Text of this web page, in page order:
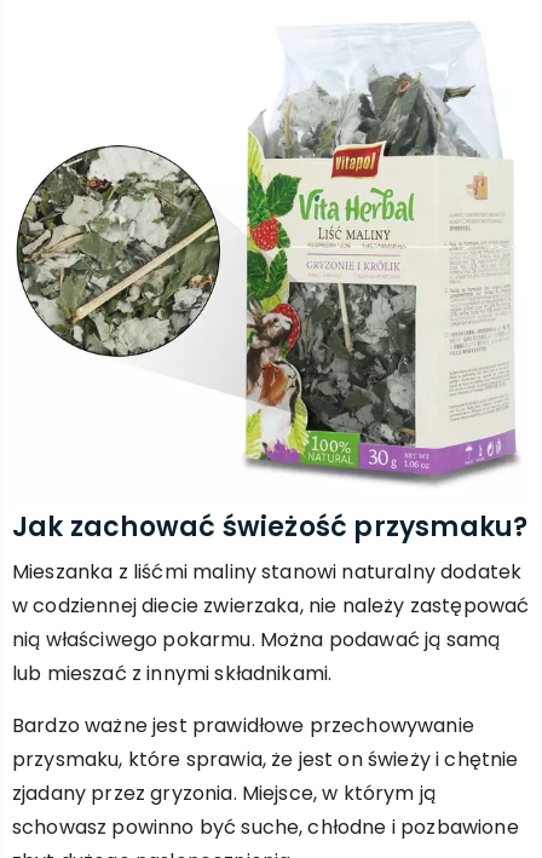
Jak zachować świeżość przysmaku?
Mieszanka z liśćmi maliny stanowi naturalny dodatek
w codziennej diecie zwierzaka, nie należy zastępować
nią właściwego pokarmu. Można podawać ją samą
lub mieszać z innymi składnikami.
Bardzo ważne jest prawidłowe przechowywanie
przysmaku, które sprawia, że jest on świeży i chętnie
zjadany przez gryzonia. Miejsce, w którym ją
schowasz powinno być suche, chłodne i pozbawione